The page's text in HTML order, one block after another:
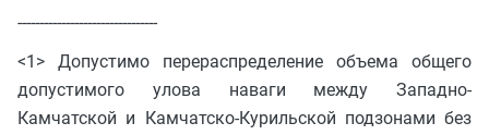
--------------------------------
<1> Допустимо перераспределение объема общего
допустимого улова наваги между Западно-
Камчатской и Камчатско-Курильской подзонами без